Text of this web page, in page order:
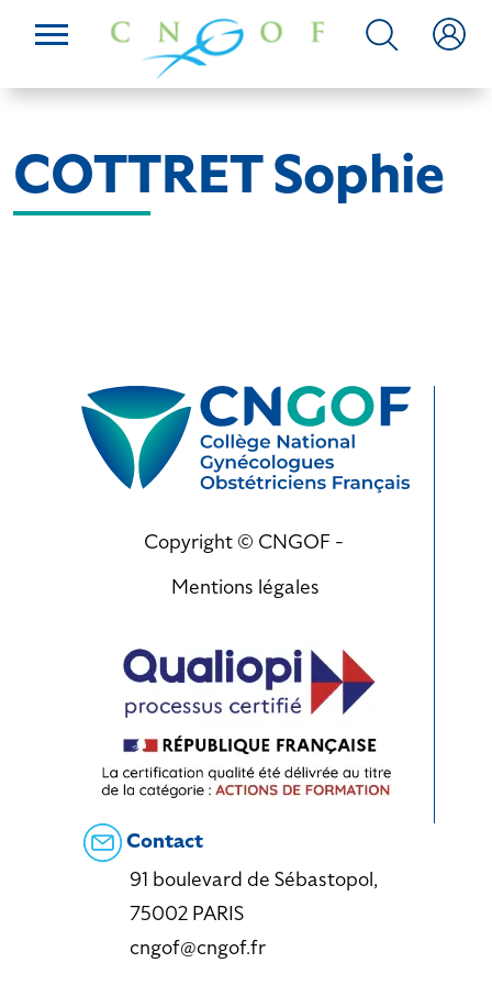
COTTRET Sophie
Copyright © CNGOF -
Mentions légales
Contact
91 boulevard de Sébastopol,
75002 PARIS
cngof@cngof.fr